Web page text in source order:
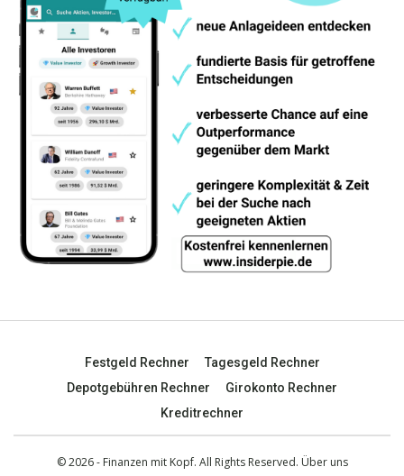
Festgeld Rechner
Tagesgeld Rechner
Depotgebühren Rechner
Girokonto Rechner
Kreditrechner
© 2026 - Finanzen mit Kopf. All Rights Reserved. Über uns